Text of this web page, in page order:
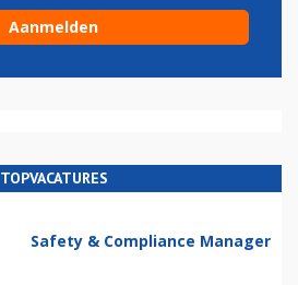
TOPVACATURES
Safety & Compliance Manager